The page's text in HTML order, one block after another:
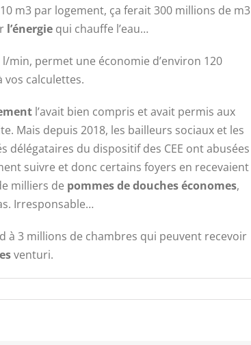
m3 par logement, ça ferait 300 millions de m3
l’énergiequi chauffe l’eau…
min, permet une économie d’environ 120
vos calculettes.
l’avait bien compris et avait permis aux
Mais depuis 2018, les bailleurs sociaux et les
délégataires du dispositif des CEE ont abusées
suivre et donc certains foyers en recevaient
milliers de pommes de douches économes,
Irresponsable…
à 3 millions de chambres qui peuvent recevoir
venturi.